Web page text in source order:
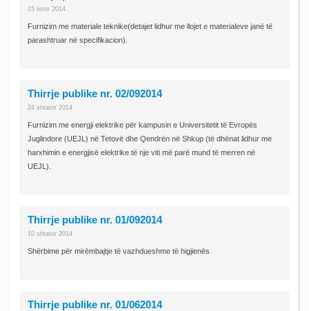
15 tetor 2014
Furnizim me materiale teknike(detajet lidhur me llojet e materialeve janë të
parashtruar në specifikacion).
Thirrje publike nr. 02/092014
24 shtator 2014
Furnizim me energji elektrike për kampusin e Universitetit të Evropës
Juglindore (UEJL) në Tetovë dhe Qendrën në Shkup (të dhënat lidhur me
harxhimin e energjisë elektrike të nje viti më parë mund të merren në
UEJL).
Thirrje publike nr. 01/092014
10 shtator 2014
Shërbime për mirëmbajtje të vazhdueshme të higjienës
Thirrje publike nr. 01/062014